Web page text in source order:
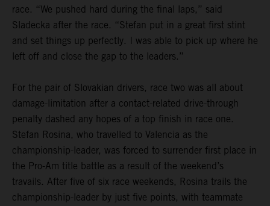
race. “We pushed hard during the final laps,” said
Sladecka after the race. “Stefan put in a great first stint
and set things up perfectly. I was able to pick up where he
left off and close the gap to the leaders.”
For the pair of Slovakian drivers, race two was all about
damage-limitation after a contact-related drive-through
penalty dashed any hopes of a top finish in race one.
Stefan Rosina, who travelled to Valencia as the
championship-leader, was forced to surrender first place in
the Pro-Am title battle as a result of the weekend’s
travails. After five of six race weekends, Rosina trails the
championship-leader by just five points, with teammate